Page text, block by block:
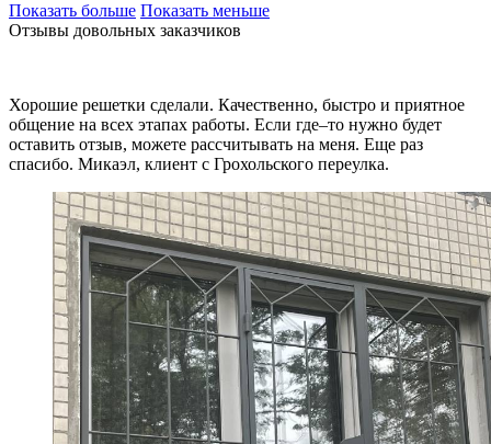
Показать больше Показать меньше
Отзывы довольных заказчиков
Хорошие решетки сделали. Качественно, быстро и приятное
общение на всех этапах работы. Если где–то нужно будет
оставить отзыв, можете рассчитывать на меня. Еще раз
спасибо. Микаэл, клиент с Грохольского переулка.